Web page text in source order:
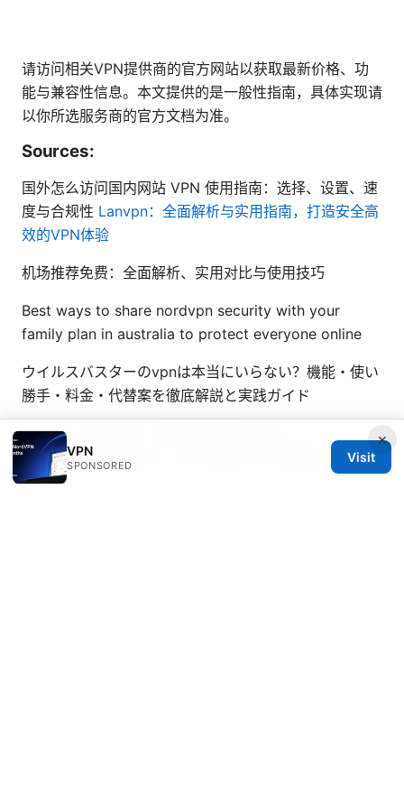
请访问相关VPN提供商的官方网站以获取最新价格、功
能与兼容性信息。本文提供的是一般性指南，具体实现请
以你所选服务商的官方文档为准。
Sources:
国外怎么访问国内网站 VPN 使用指南：选择、设置、速
度与合规性 Lanvpn：全面解析与实用指南，打造安全高
效的VPN体验
机场推荐免费：全面解析、实用对比与使用技巧
Best ways to share nordvpn security with your
family plan in australia to protect everyone online
ウイルスバスターのvpnは本当にいらない？機能・使い
勝手・料金・代替案を徹底解説と実践ガイド
二层vpn 全套指南：数据链路层隧道实现、
VXLAN/EVPN 等技术、企业场景对比与部署要点
×
VPN
SPONSORED
Visit